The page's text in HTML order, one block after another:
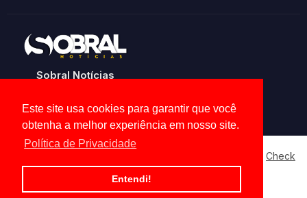
Este site usa cookies para garantir que você
obtenha a melhor experiência em nosso site.
Política de Privacidade
Entendi!
Sobral Notícias
Home About Contact us Privacy Policy
Check
Now